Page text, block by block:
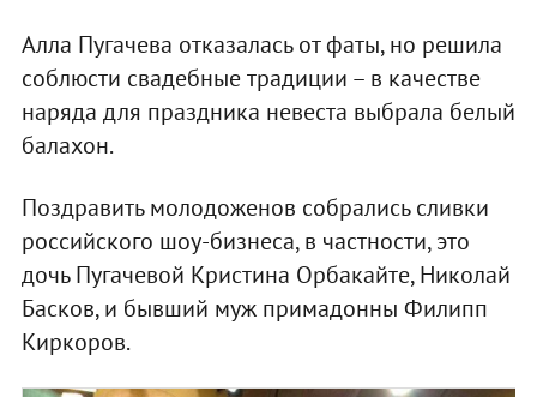
Алла Пугачева отказалась от фаты, но решила
соблюсти свадебные традиции – в качестве
наряда для праздника невеста выбрала белый
балахон.
Поздравить молодоженов собрались сливки
российского шоу-бизнеса, в частности, это
дочь Пугачевой Кристина Орбакайте, Николай
Басков, и бывший муж примадонны Филипп
Киркоров.